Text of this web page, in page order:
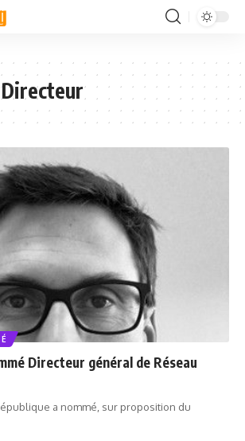
Directeur
Directeur général de Réseau
a nommé, sur proposition du